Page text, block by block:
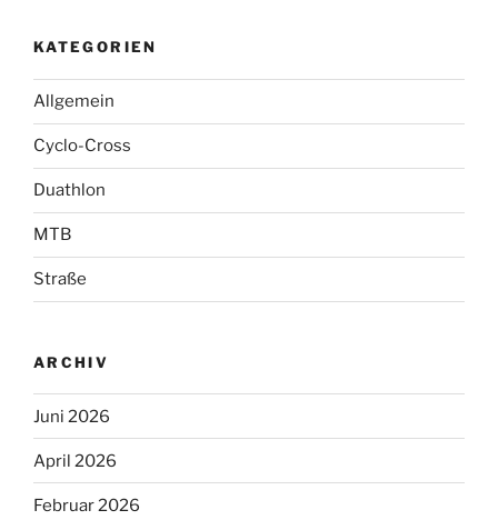
KATEGORIEN
Allgemein
Cyclo-Cross
Duathlon
MTB
Straße
ARCHIV
Juni 2026
April 2026
Februar 2026